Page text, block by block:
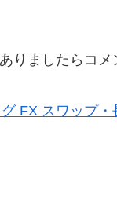
りましたらコメ